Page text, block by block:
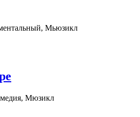
Мьюзикл
Мюзикл